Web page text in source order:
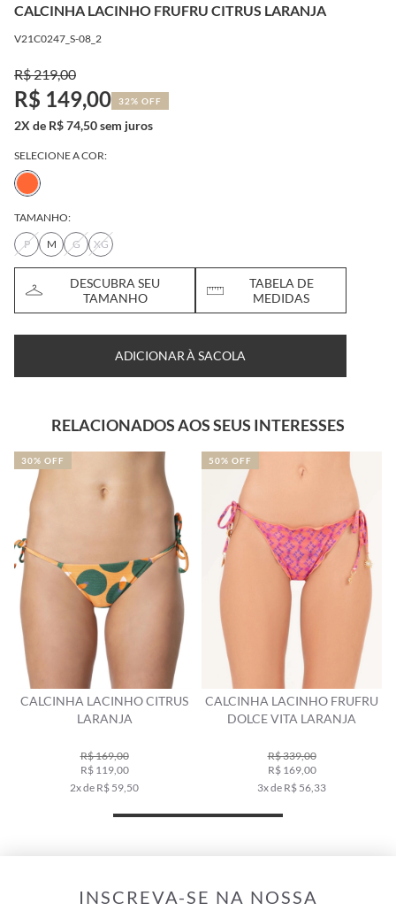
CALCINHA LACINHO FRUFRU CITRUS LARANJA
V21C0247_S-08_2
R$ 219,00
R$ 149,00 32% OFF
2X de R$ 74,50 sem juros
SELECIONE A COR:
TAMANHO:
P
M G XG
DESCUBRA SEU
TAMANHO
TABELA DE
MEDIDAS
ADICIONAR À SACOLA
RELACIONADOS AOS SEUS INTERESSES
LACINHO CITRUS
LARANJA
R$ 169,00
R$ 119,00
2x de R$ 59,50
CALCINHA LACINHO FRUFRU
DOLCE VITA LARANJA
R$ 339,00
R$ 169,00
3x de R$ 56,33
50% OFF
INSCREVA-SE NA NOSSA